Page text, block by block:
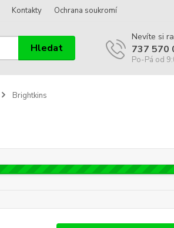
Kontakty Ochrana soukromí
Hledat
Nevíte si
737 570
Po-Pá od
Brightkins